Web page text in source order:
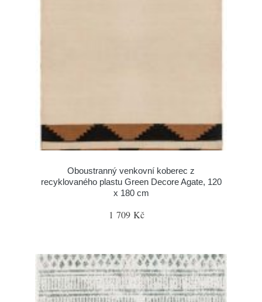
Oboustranný venkovní koberec z
recyklovaného plastu Green Decore Agate, 120
x 180 cm
1 709 Kč